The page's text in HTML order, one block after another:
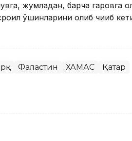
жумладан, барча гаровга
қўшинларини олиб чиқиб
Фаластин ХАМАС Қатар